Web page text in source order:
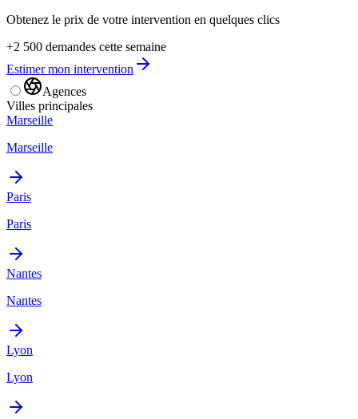
Obtenez le prix de votre intervention en quelques clics
+2 500 demandes cette semaine
Estimer mon intervention
Agences
Villes principales
Marseille
Marseille
Paris
Paris
Nantes
Nantes
Lyon
Lyon